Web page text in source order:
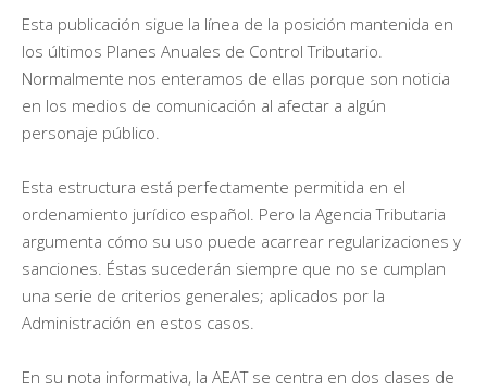
Esta publicación sigue la línea de la posición mantenida en
los últimos Planes Anuales de Control Tributario.
Normalmente nos enteramos de ellas porque son noticia
en los medios de comunicación al afectar a algún
personaje público.
Esta estructura está perfectamente permitida en el
ordenamiento jurídico español. Pero la Agencia Tributaria
argumenta cómo su uso puede acarrear regularizaciones y
sanciones. Éstas sucederán siempre que no se cumplan
una serie de criterios generales; aplicados por la
Administración en estos casos.
En su nota informativa, la AEAT se centra en dos clases de